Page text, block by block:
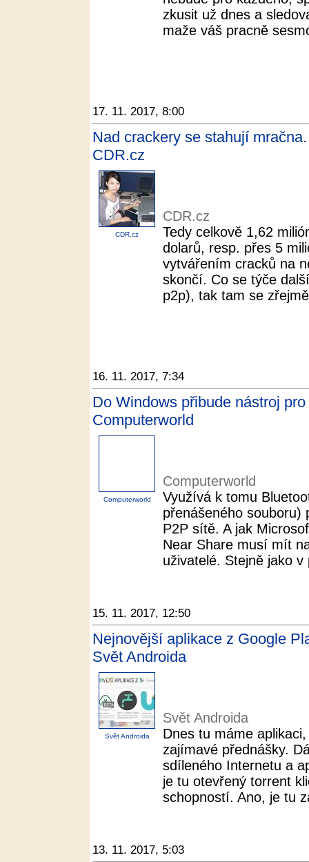
zkusit už dnes a
maže váš pracně
17. 11. 2017, 8:00
Nad crackery se stahují
CDR.cz
CDR.cz
CDR.cz
Tedy celkově 1,62
dolarů, resp. přes 5
vytvářením cracků na
skončí. Co se týče
p2p), tak tam se
16. 11. 2017, 7:34
Do Windows přibude nástroj
Computerworld
Computerworld
Computerworld
Využívá k tomu
přenášeného souboru)
P2P sítě. A jak
Near Share musí mít
uživatelé. Stejně jako
15. 11. 2017, 12:50
Nejnovější aplikace z Google
Svět Androida
Svět Androida
Svět Androida
Dnes tu máme
zajímavé přednášky.
sdíleného Internetu a
je tu otevřený torrent
schopností. Ano, je tu
13. 11. 2017, 5:03